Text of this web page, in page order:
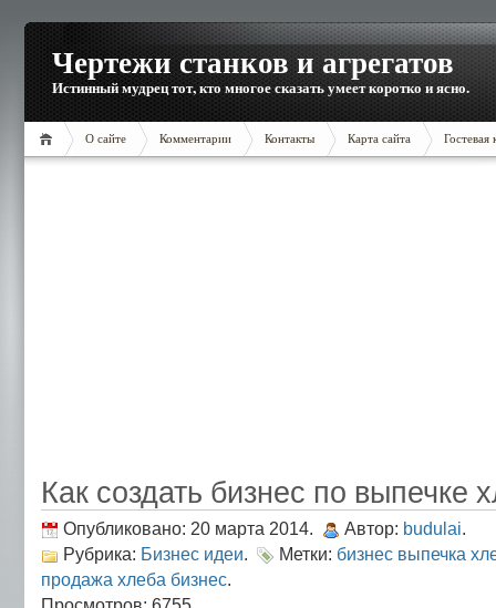
Чертежи станков и агрегатов
Истинный мудрец тот, кто многое сказать умеет коротко и ясно.
О сайте Комментарии Контакты Карта сайта Гостевая
Как создать бизнес по выпечке
Опубликовано: 20 марта 2014. Автор: budulai.
Рубрика: Бизнес идеи. Метки: бизнес выпечка
продажа хлеба бизнес.